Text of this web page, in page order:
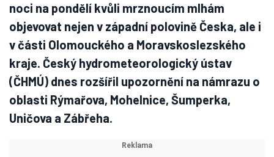
noci na pondělí kvůli mrznoucím mlhám
objevovat nejen v západní polovině Česka, ale i
v části Olomouckého a Moravskoslezského
kraje. Český hydrometeorologický ústav
(ČHMÚ) dnes rozšířil upozornění na námrazu o
oblasti Rýmařova, Mohelnice, Šumperka,
Uničova a Zábřeha.